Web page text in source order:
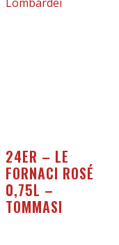
24ER – LE
FORNACI ROSÉ
0,75L –
TOMMASI